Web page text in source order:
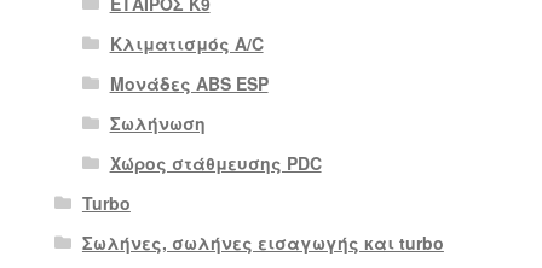
Κλιματισμός A/C
Μονάδες ABS ESP
Σωλήνωση
Χώρος στάθμευσης PDC
Turbo
Σωλήνες, σωλήνες εισαγωγής και turbo